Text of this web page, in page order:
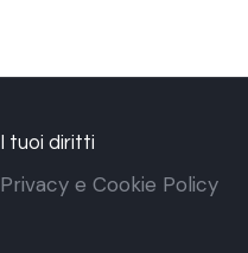
I tuoi diritti
Privacy e Cookie Policy